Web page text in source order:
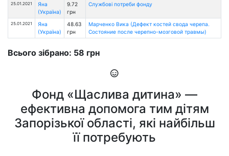
25.01.2021
Яна
(Україна)
9.72
грн
Службові потреби фонду
25.01.2021
Яна
(Україна)
48.63
грн
Марченко Вика (Дефект костей свода черепа.
Состояние после черепно-мозговой травмы)
Всього зібрано: 58 грн
Фонд «Щаслива дитина» —
ефективна допомога тим дітям
Запорізької області, які найбільш
її потребують